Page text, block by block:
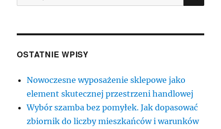
OSTATNIE WPISY
Nowoczesne wyposażenie sklepowe jako
element skutecznej przestrzeni handlowej
Wybór szamba bez pomyłek. Jak dopasować
zbiornik do liczby mieszkańców i warunków